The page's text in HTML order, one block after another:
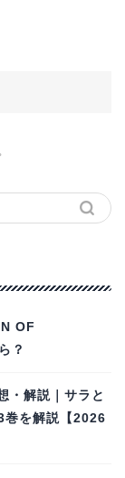
OF
？
・解説｜サラと
巻を解説【2026